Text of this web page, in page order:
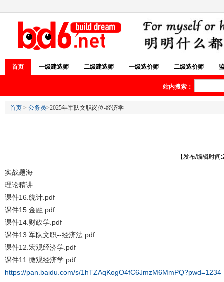
首页 一级建造师 二级建造师 一级造价师 二级造价师
站内搜索：
首页 > 公务员>2025年军队文职岗位-经济学
【发布/编辑时
实战题海
理论精讲
课件16.统计.pdf
课件15.金融.pdf
课件14.财政学.pdf
课件13.军队文职--经济法.pdf
课件12.宏观经济学.pdf
课件11.微观经济学.pdf
https://pan.baidu.com/s/1hTZAqKogO4fC6JmzM6MmPQ?pwd=1234